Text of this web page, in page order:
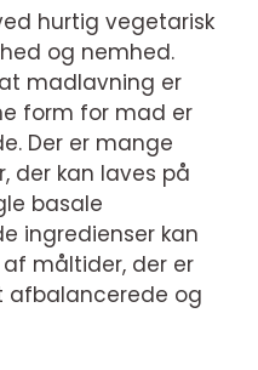
hurtig vegetarisk
og nemhed.
madlavning er
form for mad er
Der er mange
der kan laves på
basale
ingredienser kan
måltider, der er
og